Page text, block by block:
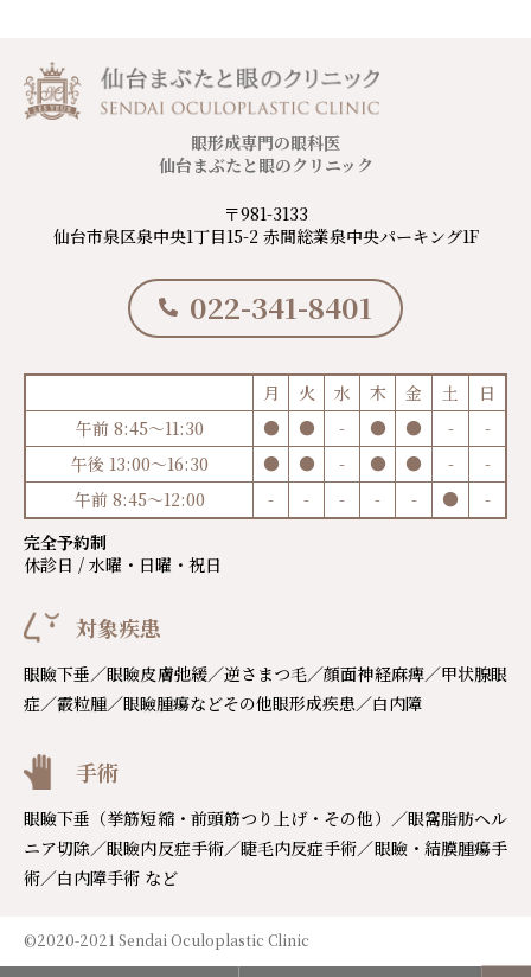
眼形成専門の眼科医
仙台まぶたと眼のクリニック
〒981-3133
仙台市泉区泉中央1丁目15-2 赤間総業泉中央パーキング1F
022-341-8401
月 火 水 木 金 土
日
午前 8:45～11:30
● ● - ● ● -
-
午後 13:00～16:30
● ● - ● ● -
-
午前 8:45～12:00
- - - - - ●
-
完全予約制
休診日 / 水曜・日曜・祝日
対象疾患
眼瞼下垂／眼瞼皮膚弛緩／逆さまつ毛／顔面神経麻痺／甲状腺眼
症／霰粒腫／眼瞼腫瘍などその他眼形成疾患／白内障
手術
眼瞼下垂（挙筋短縮・前頭筋つり上げ・その他）／眼窩脂肪ヘル
ニア切除／眼瞼内反症手術／睫毛内反症手術／眼瞼・結膜腫瘍手
術／白内障手術 など
©2020-2021 Sendai Oculoplastic Clinic